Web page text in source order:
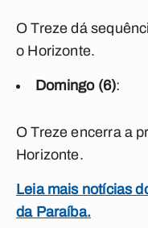
O Treze dá
o Horizonte.
Domingo (6):
O Treze encerra a
Horizonte.
Leia mais notícias
da Paraíba.